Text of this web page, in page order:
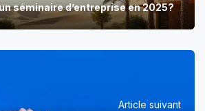
séminaire d’entreprise en 2025?
Article suivant